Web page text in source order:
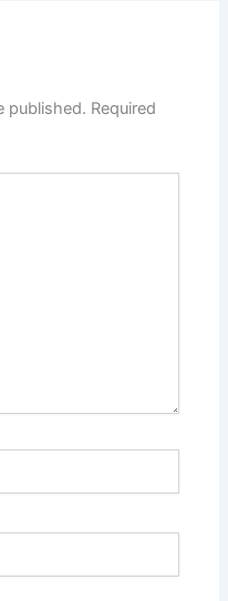
published. Required